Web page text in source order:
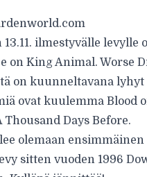
13.11. ilmestyvälle levylle
on King Animal. Worse
on kuunneltavana
ovat kuulemma Blood
Thousand Days Before.
olemaan ensimmäinen
sitten vuoden 1996